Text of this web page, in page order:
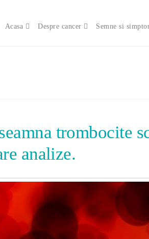
Acasa Despre cancer Semne si
trombocite
analize.